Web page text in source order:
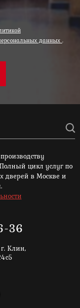
данных .
цикл услуг по
дверей в Москве и
36
Клин,